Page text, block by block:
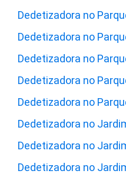
Dedetizadora no
Dedetizadora no
Dedetizadora no
Dedetizadora no
Dedetizadora no
Dedetizadora no
Dedetizadora no
Dedetizadora no